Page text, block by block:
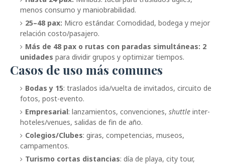
menos consumo y maniobrabilidad.
25–48 pax: Micro estándar. Comodidad, bodega y mejor
relación costo/pasajero.
Más de 48 pax o rutas con paradas simultáneas: 2
unidades para dividir grupos y optimizar tiempos.
Casos de uso más comunes
Bodas y 15: traslados ida/vuelta de invitados, circuito de
fotos, post-evento.
Empresarial: lanzamientos, convenciones, shuttle inter-
hoteles/venues, salidas de fin de año.
Colegios/Clubes: giras, competencias, museos,
campamentos.
Turismo cortas distancias: día de playa, city tour,